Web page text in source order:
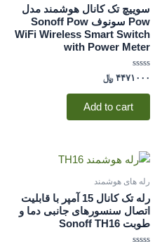
سوییچ تک کانال هوشمند مدل
Pow سونوف Sonoff Pow
WiFi Wireless Smart Switch
with Power Meter
Rated
out
۴۴۷۱۰۰۰ ﷼
Add to cart
رله های هوشمند
رله تک کانال 15 آمپر با قابلیت
اتصال سنسورهای جانبی دما و
طوبت Sonoff TH16